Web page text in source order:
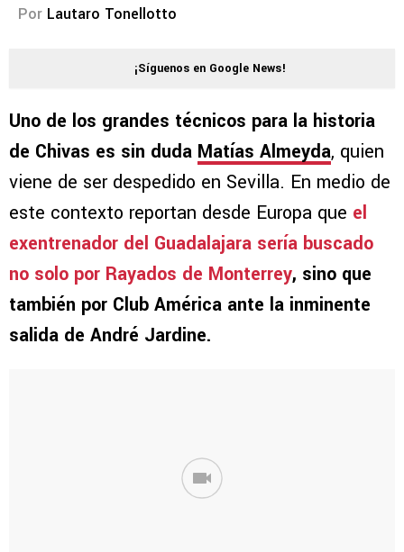
Por Lautaro Tonellotto
¡Síguenos en Google News!
Uno de los grandes técnicos para la historia
de Chivas es sin duda Matías Almeyda, quien
viene de ser despedido en Sevilla. En medio de
este contexto reportan desde Europa que el
exentrenador del Guadalajara sería buscado
no solo por Rayados de Monterrey, sino que
también por Club América ante la inminente
salida de André Jardine.